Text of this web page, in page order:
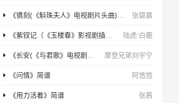
张碧晨
《镌刻(《斛珠夫人》电视剧片头曲)》简谱
陆虎/白鹿
《紫钗记（《玉楼春》影视剧插曲）》简谱
摩登兄弟刘宇宁
《长安(《与君歌》电视剧片头曲)》简谱
阿悠悠
《问情》简谱
张茜
《用力活着》简谱